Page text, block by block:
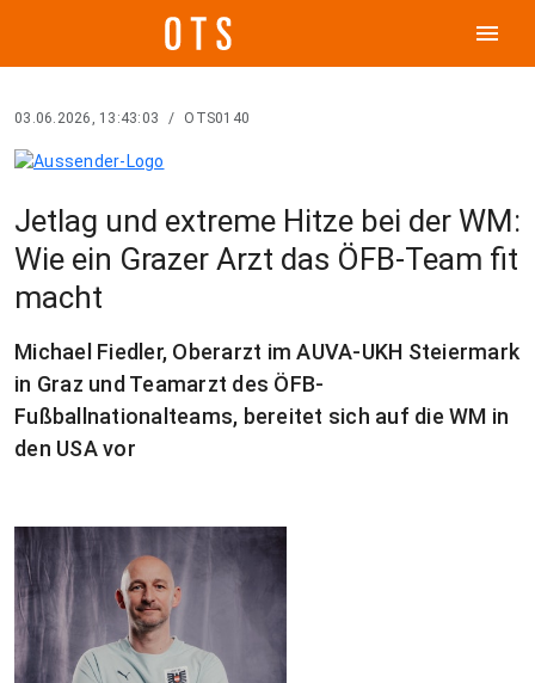
menu
03.06.2026, 13:43:03 / OTS0140
Jetlag und extreme Hitze bei der WM:
Wie ein Grazer Arzt das ÖFB-Team fit
macht
Michael Fiedler, Oberarzt im AUVA-UKH Steiermark
in Graz und Teamarzt des ÖFB-
Fußballnationalteams, bereitet sich auf die WM in
den USA vor